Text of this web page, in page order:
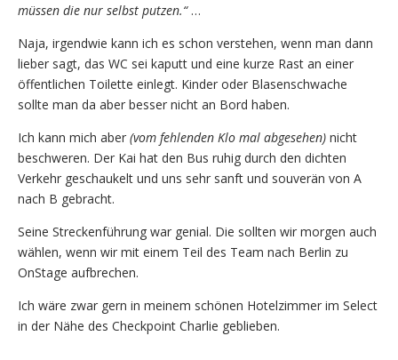
müssen die nur selbst putzen.“…
Naja, irgendwie kann ich es schon verstehen, wenn man dann
lieber sagt, das WC sei kaputt und eine kurze Rast an einer
öffentlichen Toilette einlegt. Kinder oder Blasenschwache
sollte man da aber besser nicht an Bord haben.
Ich kann mich aber (vom fehlenden Klo mal abgesehen) nicht
beschweren. Der Kai hat den Bus ruhig durch den dichten
Verkehr geschaukelt und uns sehr sanft und souverän von A
nach B gebracht.
Seine Streckenführung war genial. Die sollten wir morgen auch
wählen, wenn wir mit einem Teil des Team nach Berlin zu
OnStage aufbrechen.
Ich wäre zwar gern in meinem schönen Hotelzimmer im Select
in der Nähe des Checkpoint Charlie geblieben.